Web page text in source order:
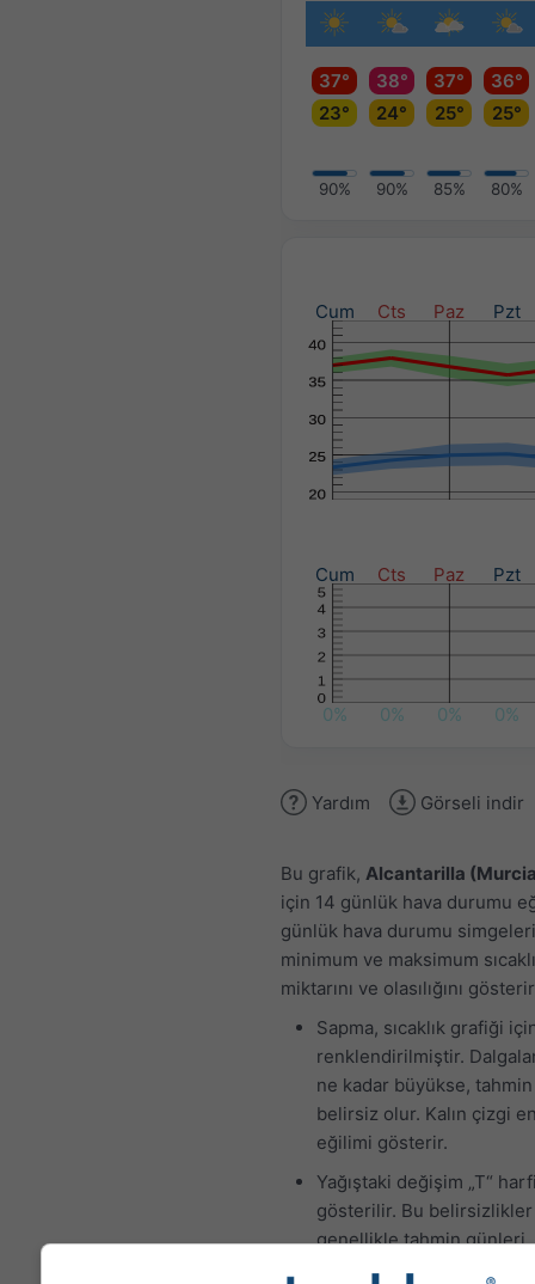
37° 38° 37°
36°
23°
24° 25° 25°
90% 90% 85% 80%
Cum Cts Paz Pzt
Cum Cts Paz Pzt
0% 0% 0% 0%
Yardım Görseli indir
Bu grafik, Alcantarilla
için 14 günlük hava durumu
günlük hava durumu
minimum ve maksimum
miktarını ve olasılığını
Sapma, sıcaklık grafiği
renklendirilmiştir.
ne kadar büyükse,
belirsiz olur. Kalın çizgi
eğilimi gösterir.
Yağıştaki değişim „T“
gösterilir. Bu belirsizlikler
genellikle tahmin günleri
ilerledikçe artar.